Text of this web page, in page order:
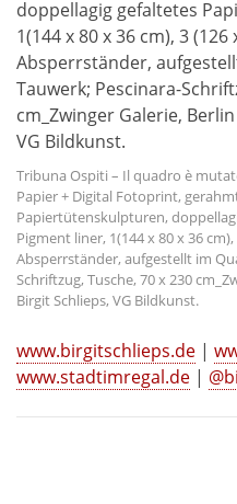
Tribuna Ospiti – Il quadro è
Papier + Digital Fotoprint,
Papiertütenskulpturen,
Pigment liner, 1(144 x 80 x 36
Absperrständer, aufgestellt im
Schriftzug, Tusche, 70 x 230
Birgit Schlieps, VG Bildkunst.
www.birgitschlieps.de |
www.stadtimregal.de |